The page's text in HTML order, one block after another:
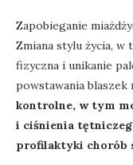
Zapobieganie
Zmiana stylu życia,
fizyczna i unikanie
powstawania blaszek
kontrolne, w tym
i ciśnienia
profilaktyki chorób